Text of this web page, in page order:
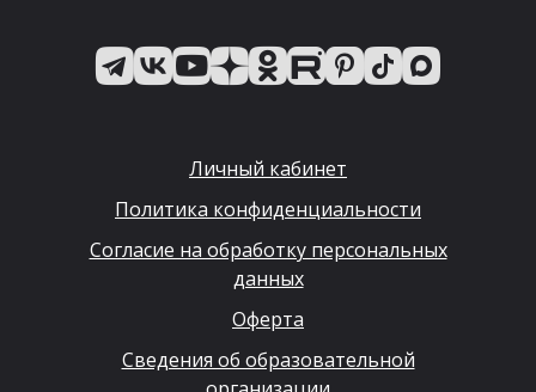
Личный кабинет
Политика конфиденциальности
Согласие на обработку персональных
данных
Оферта
Сведения об образовательной